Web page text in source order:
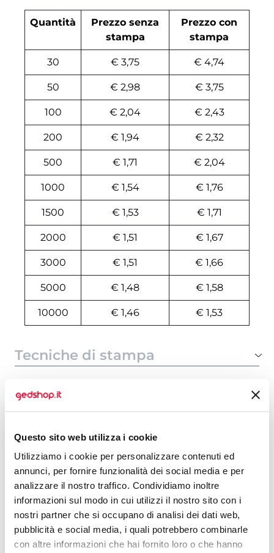
Questo sito web utilizza i cookie
Utilizziamo i cookie per personalizzare contenuti ed
annunci, per fornire funzionalità dei social media e per
analizzare il nostro traffico. Condividiamo inoltre
informazioni sul modo in cui utilizzi il nostro sito con i
nostri partner che si occupano di analisi dei dati web,
pubblicità e social media, i quali potrebbero combinarle
con altre informazioni che hai fornito loro o che hanno
Quantità
Prezzo senza
stampa
Prezzo con
stampa
30 € 3,75 € 4,74
50 € 2,98 € 3,75
100 € 2,04 € 2,43
200 € 1,94 € 2,32
500 € 1,71 € 2,04
1000 € 1,54 € 1,76
1500 € 1,53 € 1,71
2000 € 1,51 € 1,67
3000 € 1,51 € 1,66
5000 € 1,48 € 1,58
10000 € 1,46 € 1,53
Tecniche di stampa
Domande e risposte
Prodotti alternativi